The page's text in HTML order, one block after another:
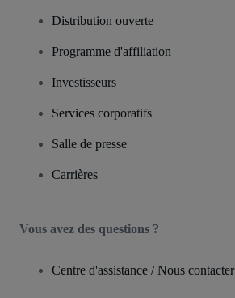
Distribution ouverte
Programme d'affiliation
Investisseurs
Services corporatifs
Salle de presse
Carrières
Vous avez des questions ?
Centre d'assistance / Nous contacter